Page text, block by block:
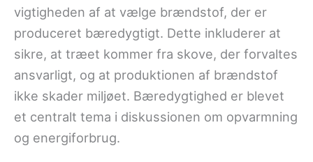
vigtigheden af at vælge brændstof, der er
produceret bæredygtigt. Dette inkluderer at
sikre, at træet kommer fra skove, der forvaltes
ansvarligt, og at produktionen af brændstof
ikke skader miljøet. Bæredygtighed er blevet
et centralt tema i diskussionen om opvarmning
og energiforbrug.